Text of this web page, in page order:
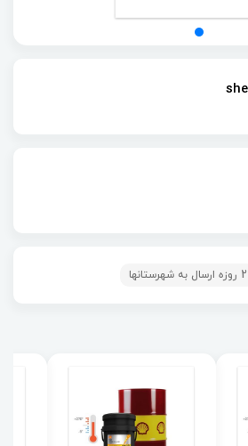
2 روزه ارسال به شهرستانها